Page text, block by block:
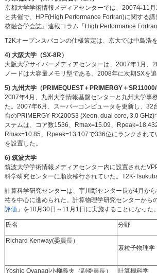
京都大学学術情報メディアセンターでは、2007年11
と共催で、HPF(High Performance Fortran)に関する
核融合学会誌』連載コラム「High Performance
T2Kオープンスパコンの仕様策定は、京大では中島浩
4) 大阪大学（SX-8R）
大阪大学サイバーメディアセンターは、2007年1月
ノードは大容量メモリ型である。2008年に次期SXを追
5) 九州大学（PRIMEQUEST＋PRIMERGY＋
2007年4月、九州大学情報基盤センターと九州大学事
た。2007年6月、スーパーコンピュータを更新し、
台のPRIMERGY RX200S3 (Xeon, dual core, 3.0
ステムは、コア数1536、Rmax=15.09、
Rmax=10.85、Rpeak=13.107で336位にランクされ
を設置した。
6) 筑波大学
筑波大学学術情報メディアセンター内に設置された
科学研究センターに順次移行されていた。T2K-
計算科学研究センターは、宇川彰センター長が4月か
祐を中心に進められた。計算物理学研究センターか
評価 」を10月30日～11月1日に実施することになった。
氏名 分野
Richard Kenway(委員長）
素粒子物理学
Yoshio Oyanagi小柳義夫（副委員長） 計算機科学